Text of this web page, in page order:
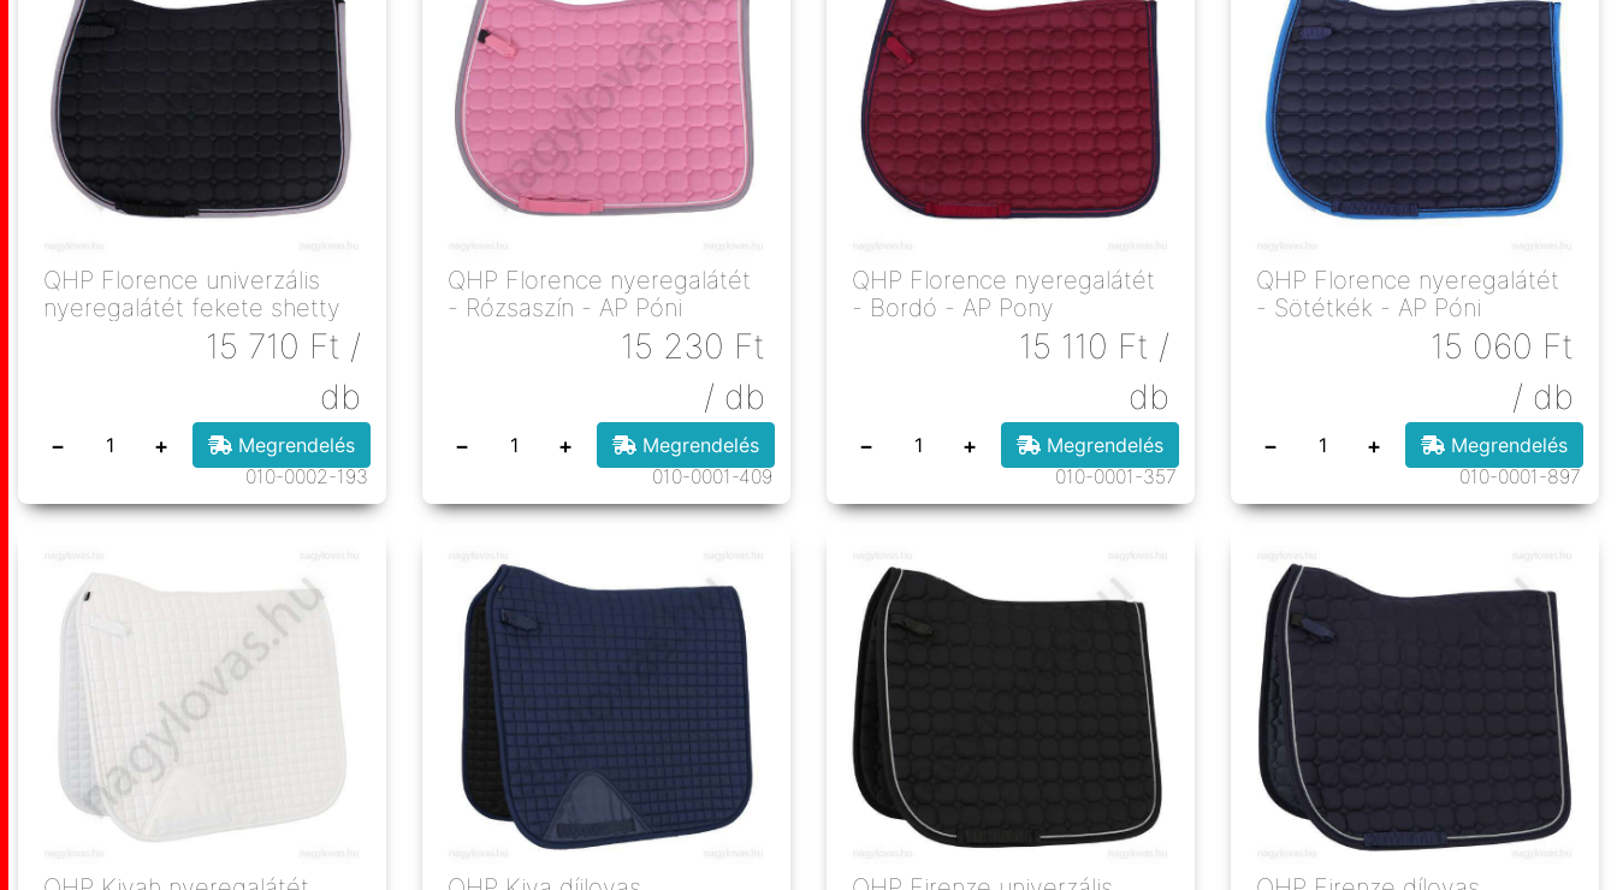
QHP Florence univerzális
nyeregalátét fekete shetty
15 710 Ft /
db
− +
Megrendelés
010-0002-193
QHP Florence nyeregalátét
- Rózsaszín - AP Póni
15 230 Ft
/ db
− +
Megrendelés
010-0001-409
QHP Florence nyeregalátét
- Bordó - AP Pony
15 110 Ft /
db
− +
Megrendelés
010-0001-357
QHP Florence nyeregalátét
- Sötétkék - AP Póni
15 060 Ft
/ db
− +
Megrendelés
010-0001-897